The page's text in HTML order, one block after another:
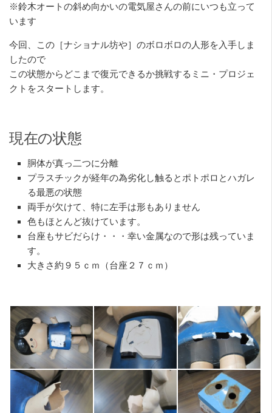
※鈴木オートの斜め向かいの電気屋さんの前にいつも立って
います
今回、この［ナショナル坊や］のボロボロの人形を入手しま
したので
この状態からどこまで復元できるか挑戦するミニ・プロジェ
クトをスタートします。
現在の状態
胴体が真っ二つに分離
プラスチックが経年の為劣化し触るとポトポロとハガレ
る最悪の状態
両手が欠けて、特に左手は形もありません
色もほとんど抜けています。
台座もサビだらけ・・・幸い金属なので形は残っていま
す。
大きさ約９５ｃｍ（台座２７ｃｍ）